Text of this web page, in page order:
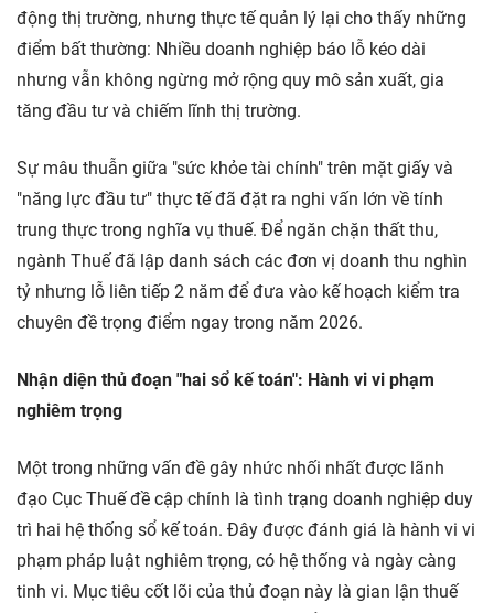
động thị trường, nhưng thực tế quản lý lại cho thấy những
điểm bất thường: Nhiều doanh nghiệp báo lỗ kéo dài
nhưng vẫn không ngừng mở rộng quy mô sản xuất, gia
tăng đầu tư và chiếm lĩnh thị trường.
Sự mâu thuẫn giữa "sức khỏe tài chính" trên mặt giấy và
"năng lực đầu tư" thực tế đã đặt ra nghi vấn lớn về tính
trung thực trong nghĩa vụ thuế. Để ngăn chặn thất thu,
ngành Thuế đã lập danh sách các đơn vị doanh thu nghìn
tỷ nhưng lỗ liên tiếp 2 năm để đưa vào kế hoạch kiểm tra
chuyên đề trọng điểm ngay trong năm 2026.
Nhận diện thủ đoạn "hai sổ kế toán": Hành vi vi phạm
nghiêm trọng
Một trong những vấn đề gây nhức nhối nhất được lãnh
đạo Cục Thuế đề cập chính là tình trạng doanh nghiệp duy
trì hai hệ thống sổ kế toán. Đây được đánh giá là hành vi vi
phạm pháp luật nghiêm trọng, có hệ thống và ngày càng
tinh vi. Mục tiêu cốt lõi của thủ đoạn này là gian lận thuế